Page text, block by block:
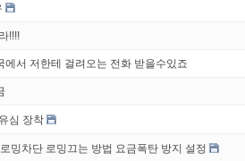
!!!!
서 저한테 걸려오는 전화 받을수있죠
심 장착
밍차단 로밍끄는 방법 요금폭탄 방지 설정